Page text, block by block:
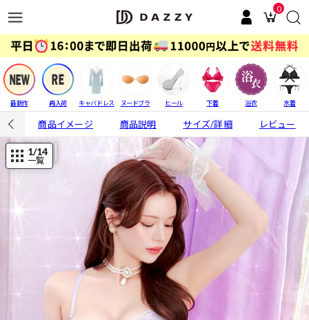
0
最新作 再入荷 キャバドレス ヌードブラ ヒール 下着 浴衣 水着
商品イメージ 商品説明 サイズ/詳細 レビュー
1/14
一覧